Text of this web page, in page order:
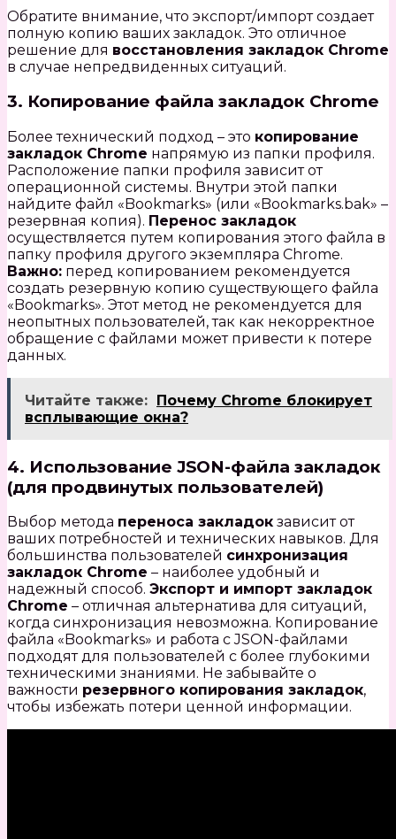
Обратите внимание, что экспорт/импорт создает
полную копию ваших закладок. Это отличное
решение для восстановления закладок Chrome
в случае непредвиденных ситуаций.
3. Копирование файла закладок Chrome
Более технический подход – это копирование
закладок Chrome напрямую из папки профиля.
Расположение папки профиля зависит от
операционной системы. Внутри этой папки
найдите файл «Bookmarks» (или «Bookmarks.bak» –
резервная копия). Перенос закладок
осуществляется путем копирования этого файла в
папку профиля другого экземпляра Chrome.
Важно: перед копированием рекомендуется
создать резервную копию существующего файла
«Bookmarks». Этот метод не рекомендуется для
неопытных пользователей, так как некорректное
обращение с файлами может привести к потере
данных.
Читайте также: Почему Chrome блокирует
всплывающие окна?
4. Использование JSON-файла закладок
(для продвинутых пользователей)
Выбор метода переноса закладок зависит от
ваших потребностей и технических навыков. Для
большинства пользователей синхронизация
закладок Chrome – наиболее удобный и
надежный способ. Экспорт и импорт закладок
Chrome – отличная альтернатива для ситуаций,
когда синхронизация невозможна. Копирование
файла «Bookmarks» и работа с JSON-файлами
подходят для пользователей с более глубокими
техническими знаниями. Не забывайте о
важности резервного копирования закладок,
чтобы избежать потери ценной информации.